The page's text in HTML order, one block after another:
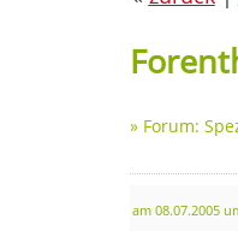
» Forum:
am 08.07.2005